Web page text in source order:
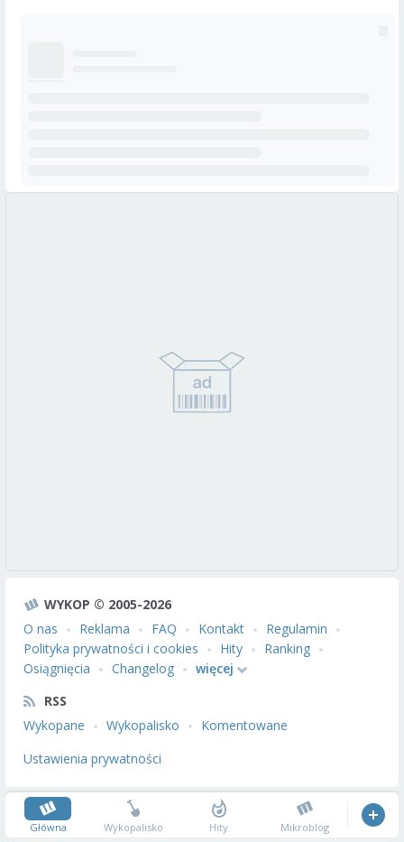
WYKOP © 2005-2026
O nas
Reklama FAQ Kontakt
Regulamin
Polityka prywatności i cookies
Hity
Ranking
Osiągnięcia
Changelog
więcej
RSS
Wykopane
Wykopalisko
Komentowane
Ustawienia prywatności
Główna Wykopalisko Hity Mikroblog